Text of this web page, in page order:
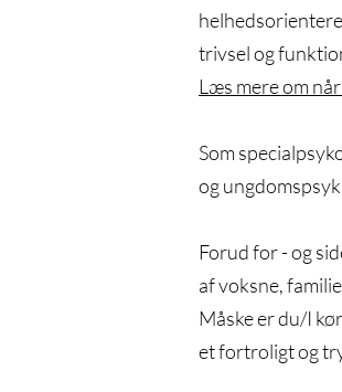
trivsel og
Læs mere om
Som
og
Forud for - og
af voksne,
Måske er du/I
et fortroligt og